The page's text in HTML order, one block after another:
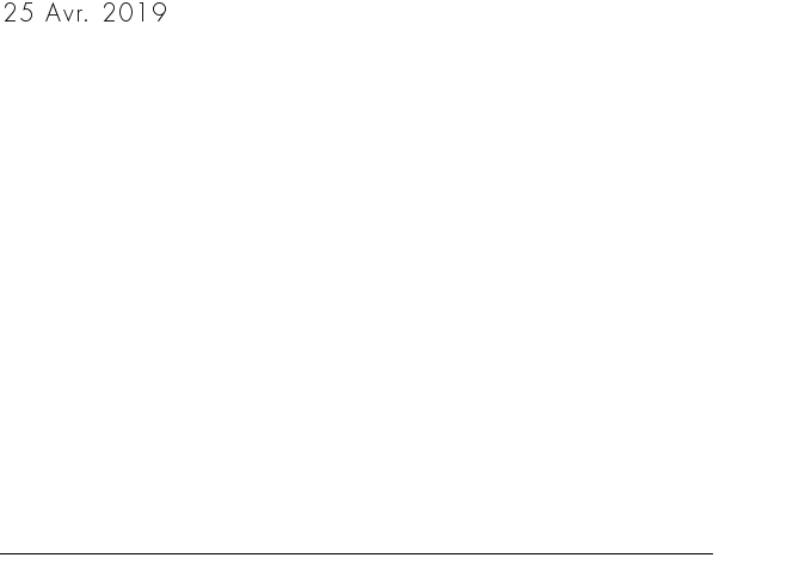
25 Avr. 2019